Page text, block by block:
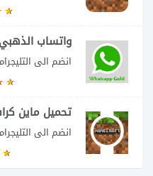
واتساب
تحميل ماين